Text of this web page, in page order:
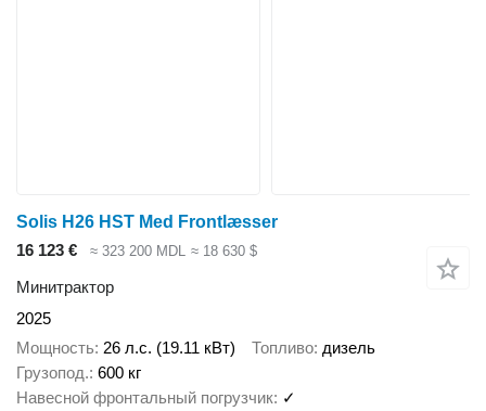
Solis H26 HST Med Frontlæsser
16 123 €
≈ 323 200 MDL ≈ 18 630 $
Минитрактор
2025
Мощность 26 л.с. (19.11 кВт) Топливо дизель
Грузопод. 600 кг
Навесной фронтальный погрузчик ✓